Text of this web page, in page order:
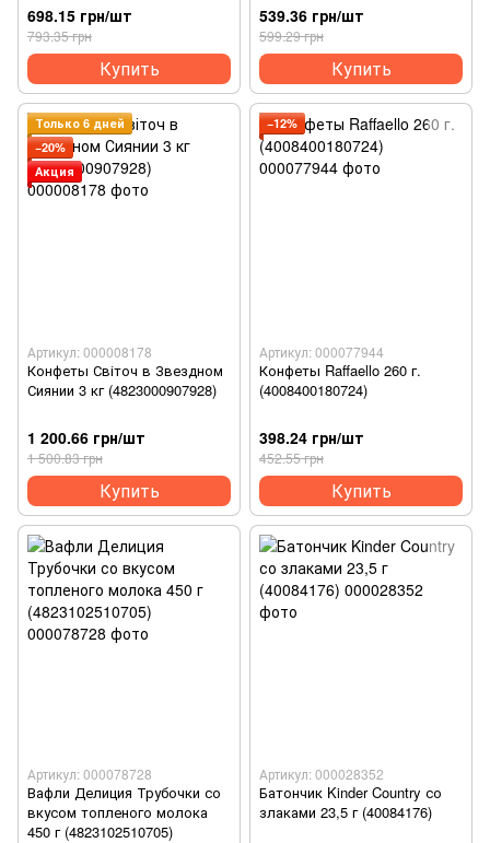
698.15 грн/шт
793.35 грн
Купить
539.36 грн/шт
599.29 грн
Купить
Только 6 дней
−20%
Акция
Артикул: 000008178
Конфеты Світоч в Звездном
Сиянии 3 кг (4823000907928)
1 200.66 грн/шт
1 500.83 грн
Купить
−12%
Артикул: 000077944
Конфеты Raffaello 260 г.
(4008400180724)
398.24 грн/шт
452.55 грн
Купить
Артикул: 000078728
Вафли Делиция Трубочки со
вкусом топленого молока
450 г (4823102510705)
Артикул: 000028352
Батончик Kinder Country со
злаками 23,5 г (40084176)